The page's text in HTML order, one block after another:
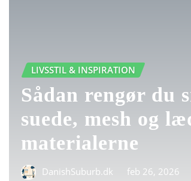
LIVSSTIL & INSPIRATION
Sådan rengør du
suede, mesh og
materialerne
DanishSuburb.dk feb 26, 2026